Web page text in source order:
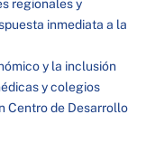
regionales y
inmediata a la
y la inclusión
y colegios
Centro de Desarrollo